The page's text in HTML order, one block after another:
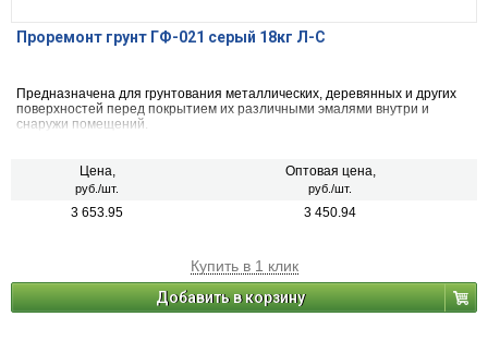
Проремонт грунт ГФ-021 серый 18кг Л-С
Предназначена для грунтования металлических, деревянных и других
поверхностей перед покрытием их различными эмалями внутри и
снаружи помещений.
Цена,
руб./шт.
Оптовая цена,
руб./шт.
3 653.95 3 450.94
Купить в 1 клик
Добавить в корзину